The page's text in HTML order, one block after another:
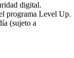
digital.
programa Level Up.
(sujeto a